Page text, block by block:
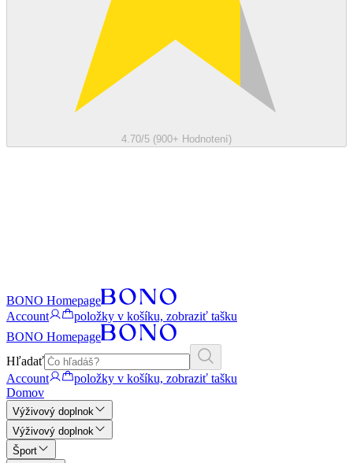
4.70/5 (900+ Hodnotení)
BONO Homepage
Account
položky v košíku, zobraziť tašku
BONO Homepage
Hľadať
Account
položky v košíku, zobraziť tašku
Domov
Výživový doplnok
Výživový doplnok
Šport